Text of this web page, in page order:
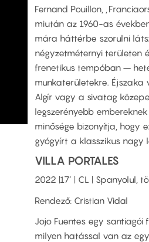
Fernand Pouillon,
miután az 1960-as
mára háttérbe szorulni
négyzetméternyi területen
frenetikus tempóban –
munkaterületekre. Éjszaka
Algír vagy a sivatag
legszerényebb
minősége bizonyítja, hogy
gyógyírt a klasszikus
VILLA PORTALES
2022 |17’ | CL | Spanyolul,
Rendező: Cristian Vidal
Jojo Fuentes egy
milyen hatással van az